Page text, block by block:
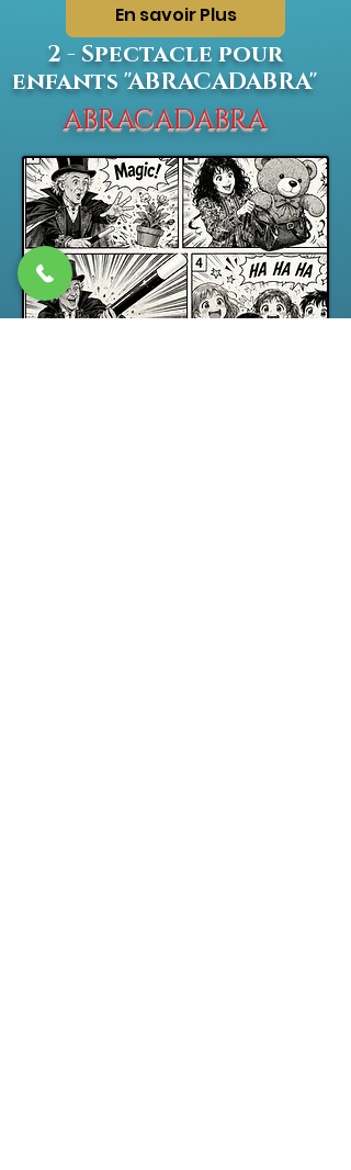
En savoir Plus
2 - Spectacle pour
enfants "ABRACADABRA"
ABRACADABRA